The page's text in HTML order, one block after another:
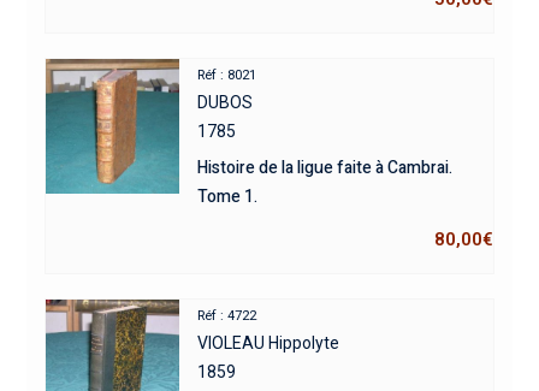
Réf : 8021
DUBOS
1785
Histoire de la ligue faite à Cambrai.
Tome 1.
80,00€
Réf : 4722
VIOLEAU Hippolyte
1859